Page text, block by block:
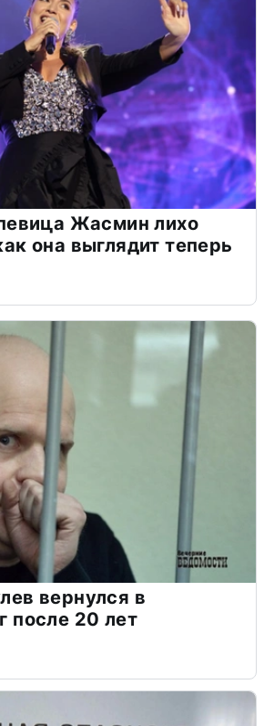
Жасмин лихо
она выглядит теперь
вернулся в
после 20 лет